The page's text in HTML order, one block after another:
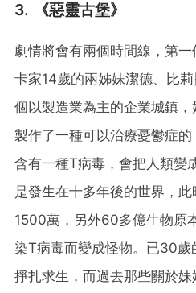
3. 《惡靈古堡》
劇情將會有兩個時間線，第
卡家14歲的兩姊妹潔德、比
個以製造業為主的企業城鎮
製作了一種可以治療憂鬱症
含有一種T病毒，會把人類變
是發生在十多年後的世界，
1500萬，另外60多億生物原
染T病毒而變成怪物。已30歲
掙扎求生，而過去那些關於